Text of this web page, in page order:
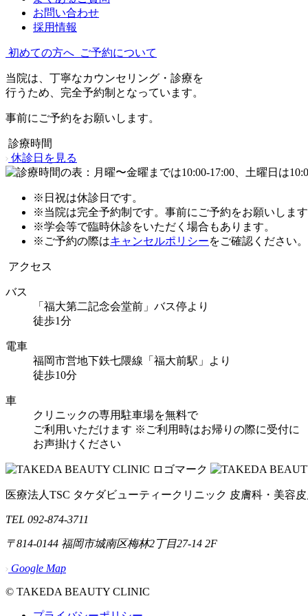
お問い合わせ
採用情報
初めての方へ ご予約について
当院は、丁寧なカウンセリング・診療を
行うため、完全予約制となっています。
事前にご予約をお願いします。
診療時間
休診日を見る
※日祝は休診日です。
※当院は完全予約制です。事前にご予約をお願いしま
※学会等で臨時休診をいただく場合もあります。
※ご予約の際はキャンセルポリシーをご確認ください。
アクセス
バス
「福大第二記念会堂前」バス停より
徒歩1分
電車
福岡市営地下鉄七隈線「福大前駅」より
徒歩10分
車
クリニックの専用駐車場を無料で
ご利用いただけます ※ご利用時はお帰りの際に受付に
お声掛けください
医療法人TSC タケダビューティークリニック 皮膚科・美容
TEL 092-874-3711
〒814-0144 福岡市城南区梅林2丁目27-14 2F
Google Map
© TAKEDA BEAUTY CLINIC